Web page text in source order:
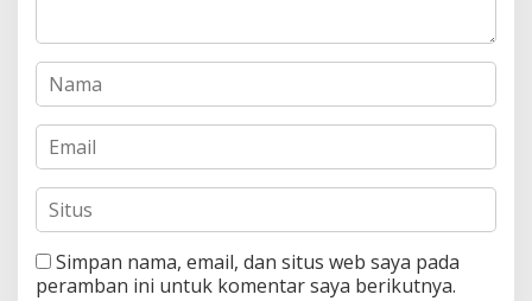
Simpan nama, email, dan situs web saya pada
peramban ini untuk komentar saya berikutnya.